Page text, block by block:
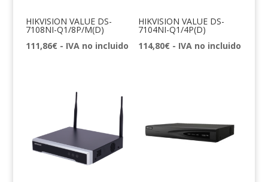
HIKVISION VALUE DS-
7108NI-Q1/8P/M(D)
111,86€ - IVA no incluido
HIKVISION VALUE DS-
7104NI-Q1/4P(D)
114,80€ - IVA no incluido